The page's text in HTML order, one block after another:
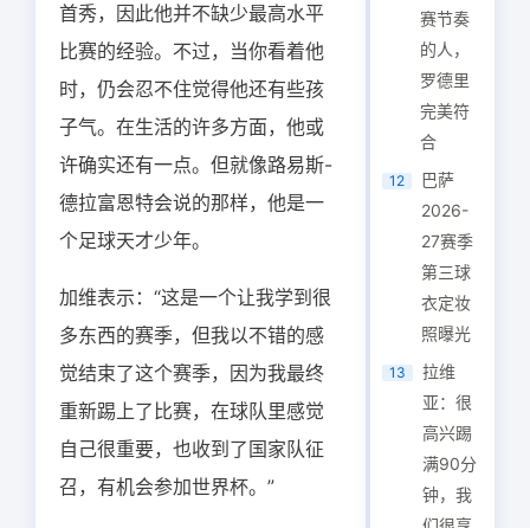
首秀，因此他并不缺少最高水平
比赛的经验。不过，当你看着他
时，仍会忍不住觉得他还有些孩
子气。在生活的许多方面，他或
许确实还有一点。但就像路易斯-
德拉富恩特会说的那样，他是一
个足球天才少年。
加维表示：“这是一个让我学到很
多东西的赛季，但我以不错的感
觉结束了这个赛季，因为我最终
重新踢上了比赛，在球队里感觉
自己很重要，也收到了国家队征
召，有机会参加世界杯。”
赛节奏
的人，
罗德里
完美符
合
12
巴萨
2026-
27赛季
第三球
衣定妆
照曝光
13
拉维
亚：很
高兴踢
满90分
钟，我